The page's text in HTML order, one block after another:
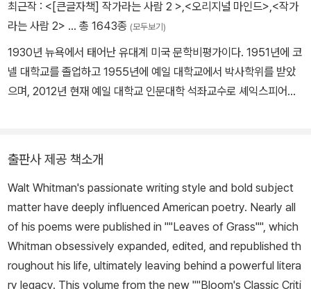
최근작 : <[큰글자책] 작가라는 사람 2 >,<오리지널 마인드>,<작가
라는 사람 2> … 총 1643종 (모두보기)
1930년 뉴욕에서 태어난 유대계 미국 문학비평가이다. 1951년에 코
넬 대학교를 졸업하고 1955년에 예일 대학교에서 박사학위를 받았
으며, 2012년 현재 예일 대학교 인문대학 석좌교수로 셰익스피어와
을 선배 작가의 영향에 대한 투쟁의 과정으로 해석한 대표작 『영향에
대한 불안』을 출판했으며, 『오독의 지도』 『카발라와 비평』 『시와 억
압』 『투쟁』에서 이 이론을 발전시켰다. 블룸은 소위 예일 학파라 불리
는 폴 드 만, 제프리 하트만, 제임스 힐리스 밀러의 해체론과 일정한
거리를 취하며 정신분석과 그노시스교 등을 접목한 자신만의 독특한
이론을 전개했다. 1994년 저서 『서구 정전』에서는 셰익스피어를 위
시한 서구의 고전문학을 옹호했고 페미니즘, 신역사주의, 마르크스주
출판사 제공 책소개
Walt Whitman's passionate writing style and bold subject
matter have deeply influenced American poetry. Nearly all
of his poems were published in ""Leaves of Grass"", which
Whitman obsessively expanded, edited, and republished th
roughout his life, ultimately leaving behind a powerful litera
ry legacy. This volume from the new ""Bloom's Classic Criti